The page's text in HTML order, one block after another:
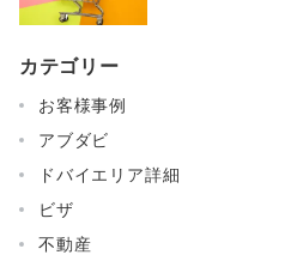
カテゴリー
お客様事例
アブダビ
ドバイエリア詳細
ビザ
不動産